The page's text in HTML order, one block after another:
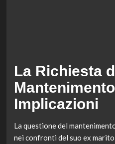
La Richiesta
Implicazioni
La questione del
nei confronti del suo ex